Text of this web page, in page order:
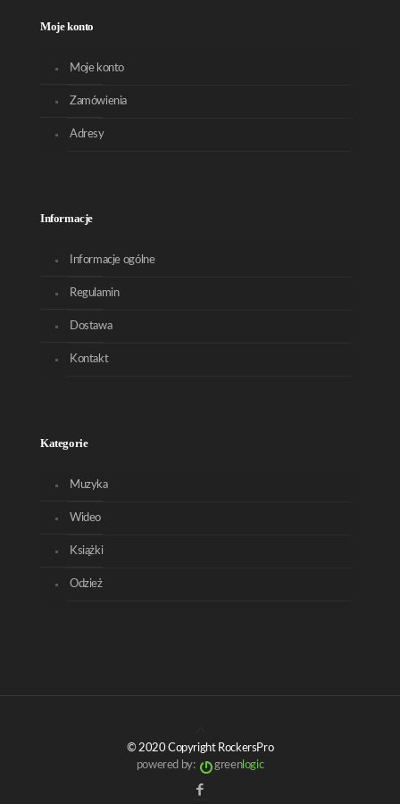
Moje konto
Moje konto
Zamówienia
Adresy
Informacje
Informacje ogólne
Regulamin
Dostawa
Kontakt
Kategorie
Muzyka
Wideo
Książki
Odzież
© 2020 Copyright RockersPro
powered by:
greenlogic